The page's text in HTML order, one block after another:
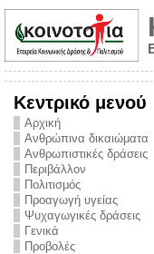
Κεντρικό μενού
Αρχική
Ανθρώπινα δικαιώματα
Ανθρωπιστικές δράσεις
Περιβάλλον
Πολιτισμός
Προαγωγή υγείας
Ψυχαγωγικές δράσεις
Γενικά
Προβολές